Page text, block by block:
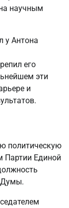
научным
у Антона
его
эти
и
политическую
Партии Единой
Думы.